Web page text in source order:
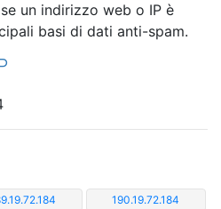
un indirizzo web o IP è
basi di dati anti-spam.
190.19.72.184